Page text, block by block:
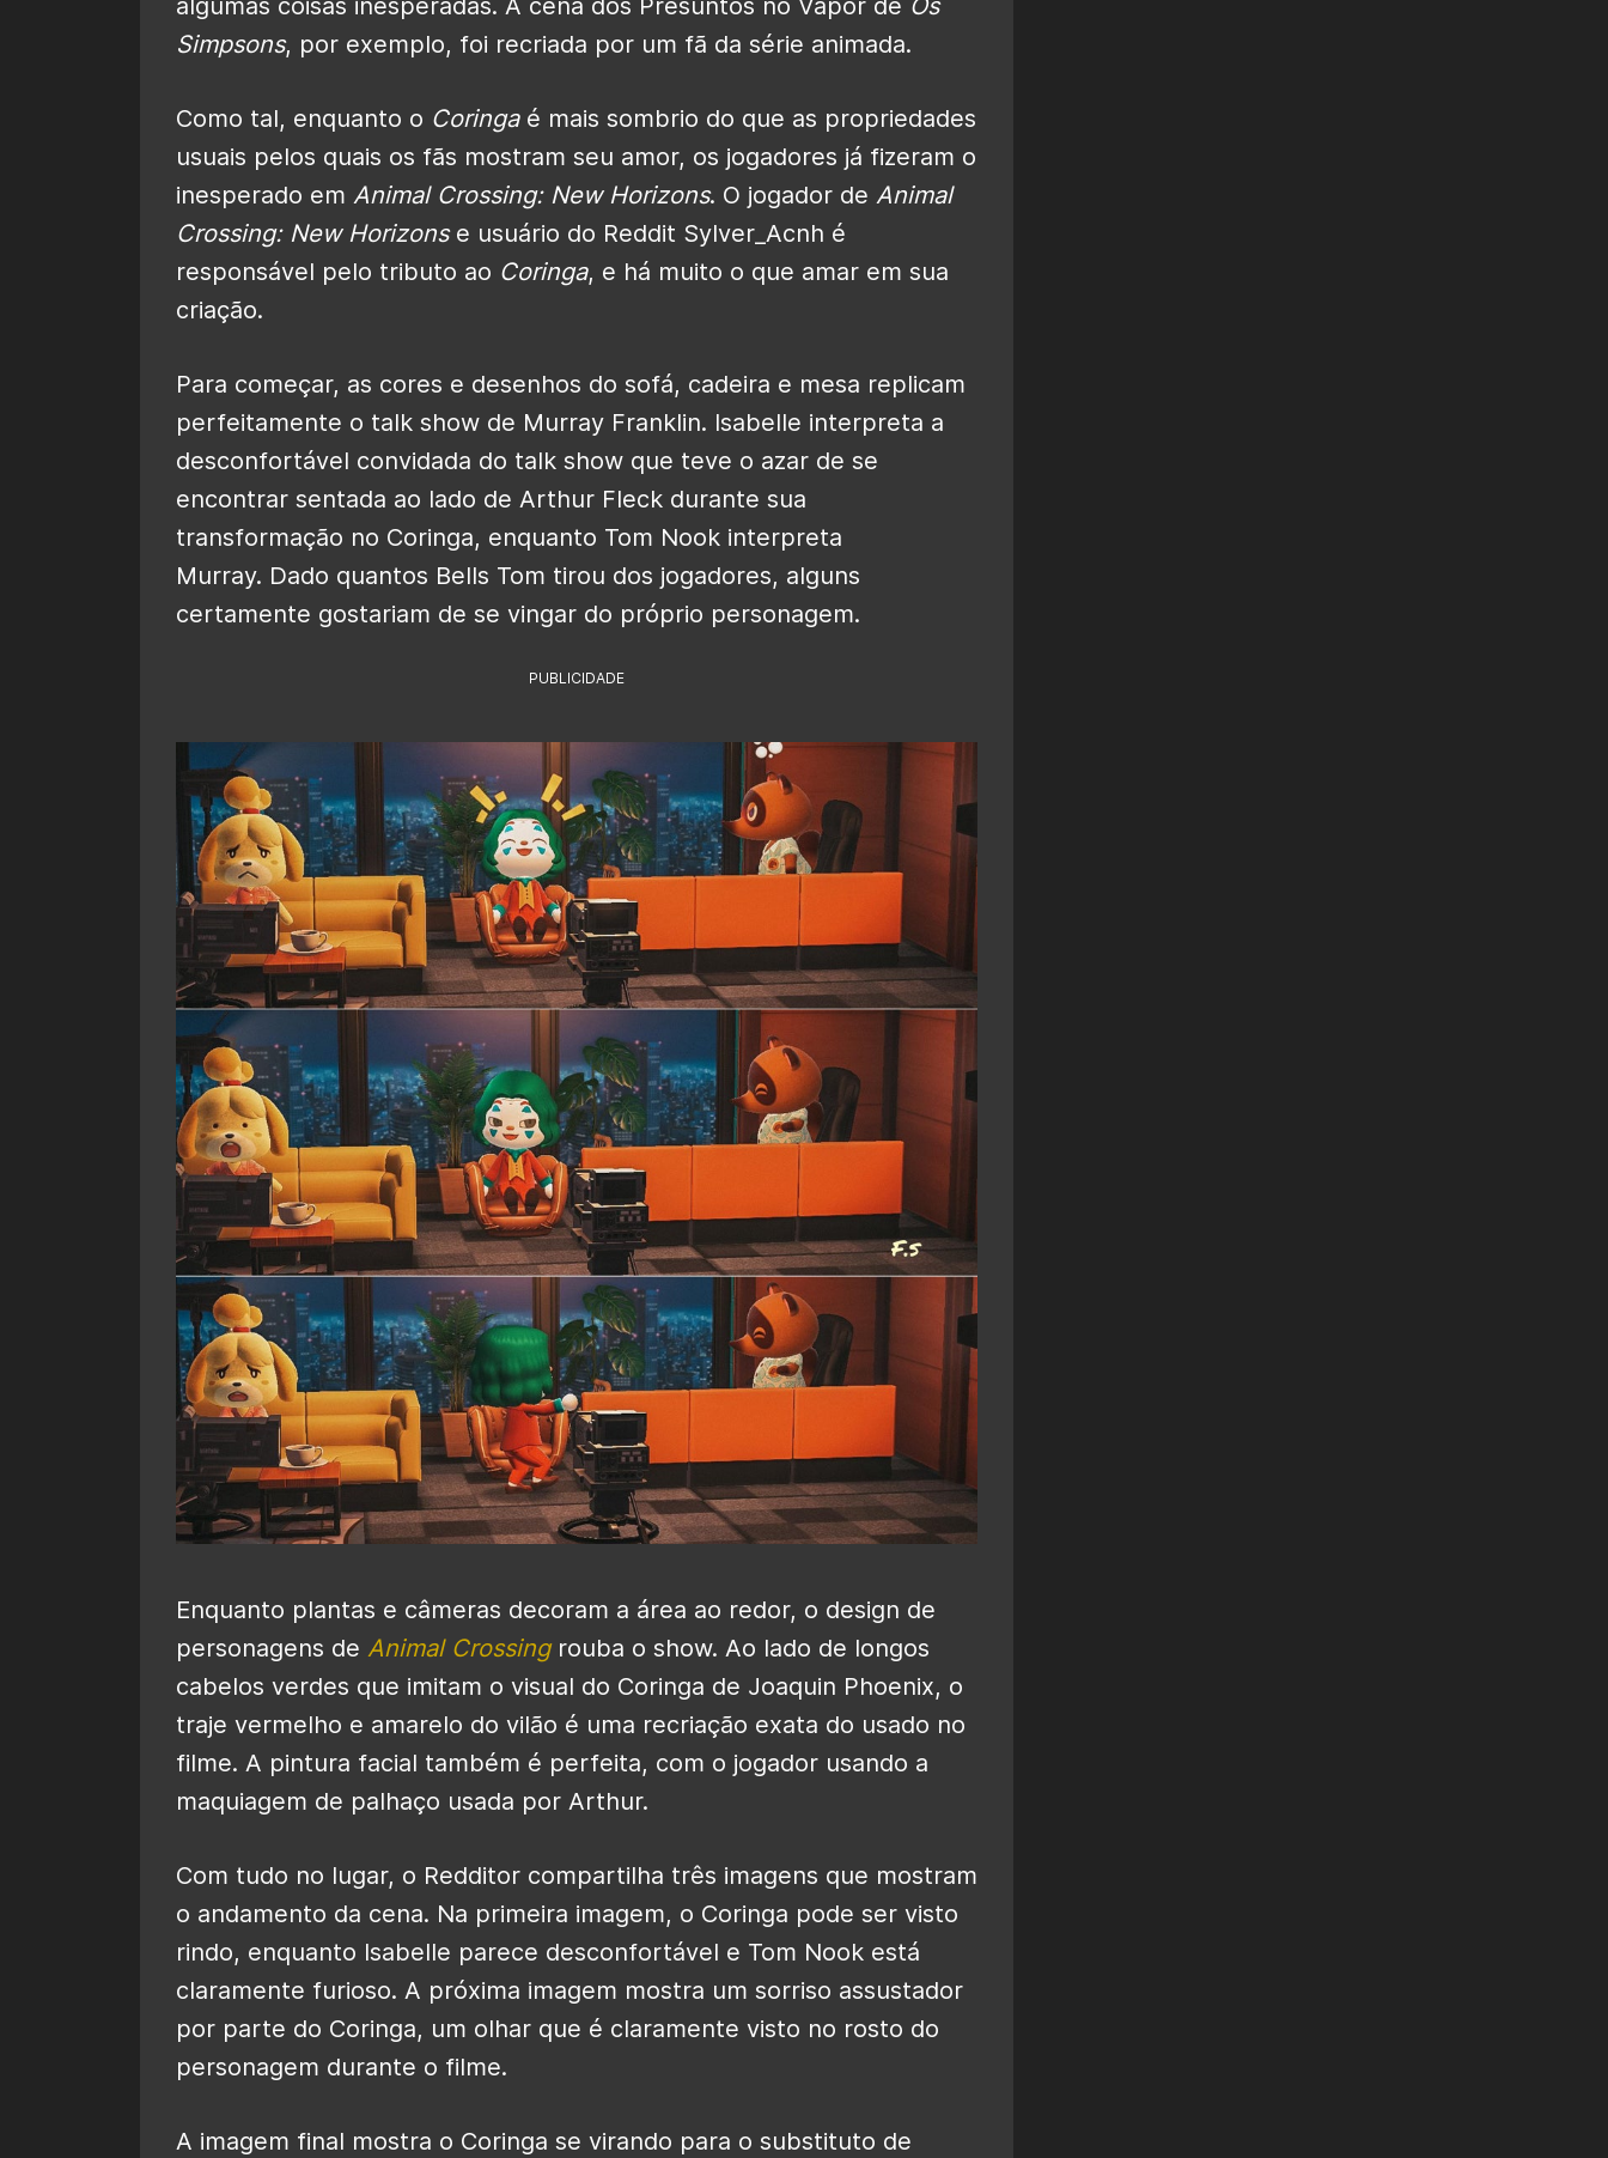
algumas coisas inesperadas. A cena dos Presuntos no Vapor de Os
Simpsons, por exemplo, foi recriada por um fã da série animada.
Como tal, enquanto o Coringaé mais sombrio do que as propriedades
usuais pelos quais os fãs mostram seu amor, os jogadores já fizeram o
inesperado em Animal Crossing: New Horizons. O jogador de Animal
Crossing: New Horizonse usuário do Reddit Sylver_Acnh é
responsável pelo tributo ao Coringa, e há muito o que amar em sua
criação.
Para começar, as cores e desenhos do sofá, cadeira e mesa replicam
perfeitamente o talk show de Murray Franklin. Isabelle interpreta a
desconfortável convidada do talk show que teve o azar de se
encontrar sentada ao lado de Arthur Fleck durante sua
transformação no Coringa, enquanto Tom Nook interpreta
Murray. Dado quantos Bells Tom tirou dos jogadores, alguns
certamente gostariam de se vingar do próprio personagem.
PUBLICIDADE
Enquanto plantas e câmeras decoram a área ao redor, o design de
personagens de Animal Crossingrouba o show. Ao lado de longos
cabelos verdes que imitam o visual do Coringa de Joaquin Phoenix, o
traje vermelho e amarelo do vilão é uma recriação exata do usado no
filme. A pintura facial também é perfeita, com o jogador usando a
maquiagem de palhaço usada por Arthur.
Com tudo no lugar, o Redditor compartilha três imagens que mostram
o andamento da cena. Na primeira imagem, o Coringa pode ser visto
rindo, enquanto Isabelle parece desconfortável e Tom Nook está
claramente furioso. A próxima imagem mostra um sorriso assustador
por parte do Coringa, um olhar que é claramente visto no rosto do
personagem durante o filme.
A imagem final mostra o Coringa se virando para o substituto de